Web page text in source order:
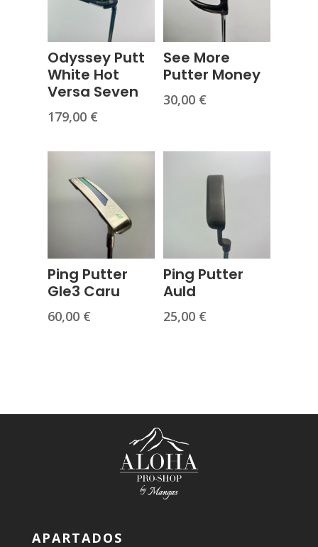
Odyssey Putt
White Hot
Versa Seven
179,00 €
See More
Putter Money
30,00 €
Ping Putter
Gle3 Caru
60,00 €
Ping Putter
Auld
25,00 €
APARTADOS